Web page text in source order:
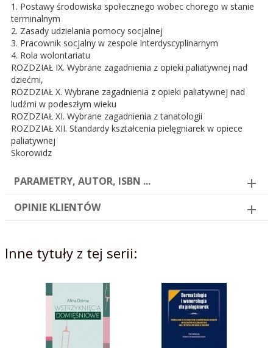
1. Postawy środowiska społecznego wobec chorego w stanie
terminalnym
2. Zasady udzielania pomocy socjalnej
3. Pracownik socjalny w zespole interdyscyplinarnym
4. Rola wolontariatu
ROZDZIAŁ IX. Wybrane zagadnienia z opieki paliatywnej nad
dziećmi,
ROZDZIAŁ X. Wybrane zagadnienia z opieki paliatywnej nad
ludźmi w podeszłym wieku
ROZDZIAŁ XI. Wybrane zagadnienia z tanatologii
ROZDZIAŁ XII. Standardy kształcenia pielęgniarek w opiece
paliatywnej
Skorowidz
PARAMETRY, AUTOR, ISBN ...
OPINIE KLIENTÓW
Inne tytuły z tej serii: